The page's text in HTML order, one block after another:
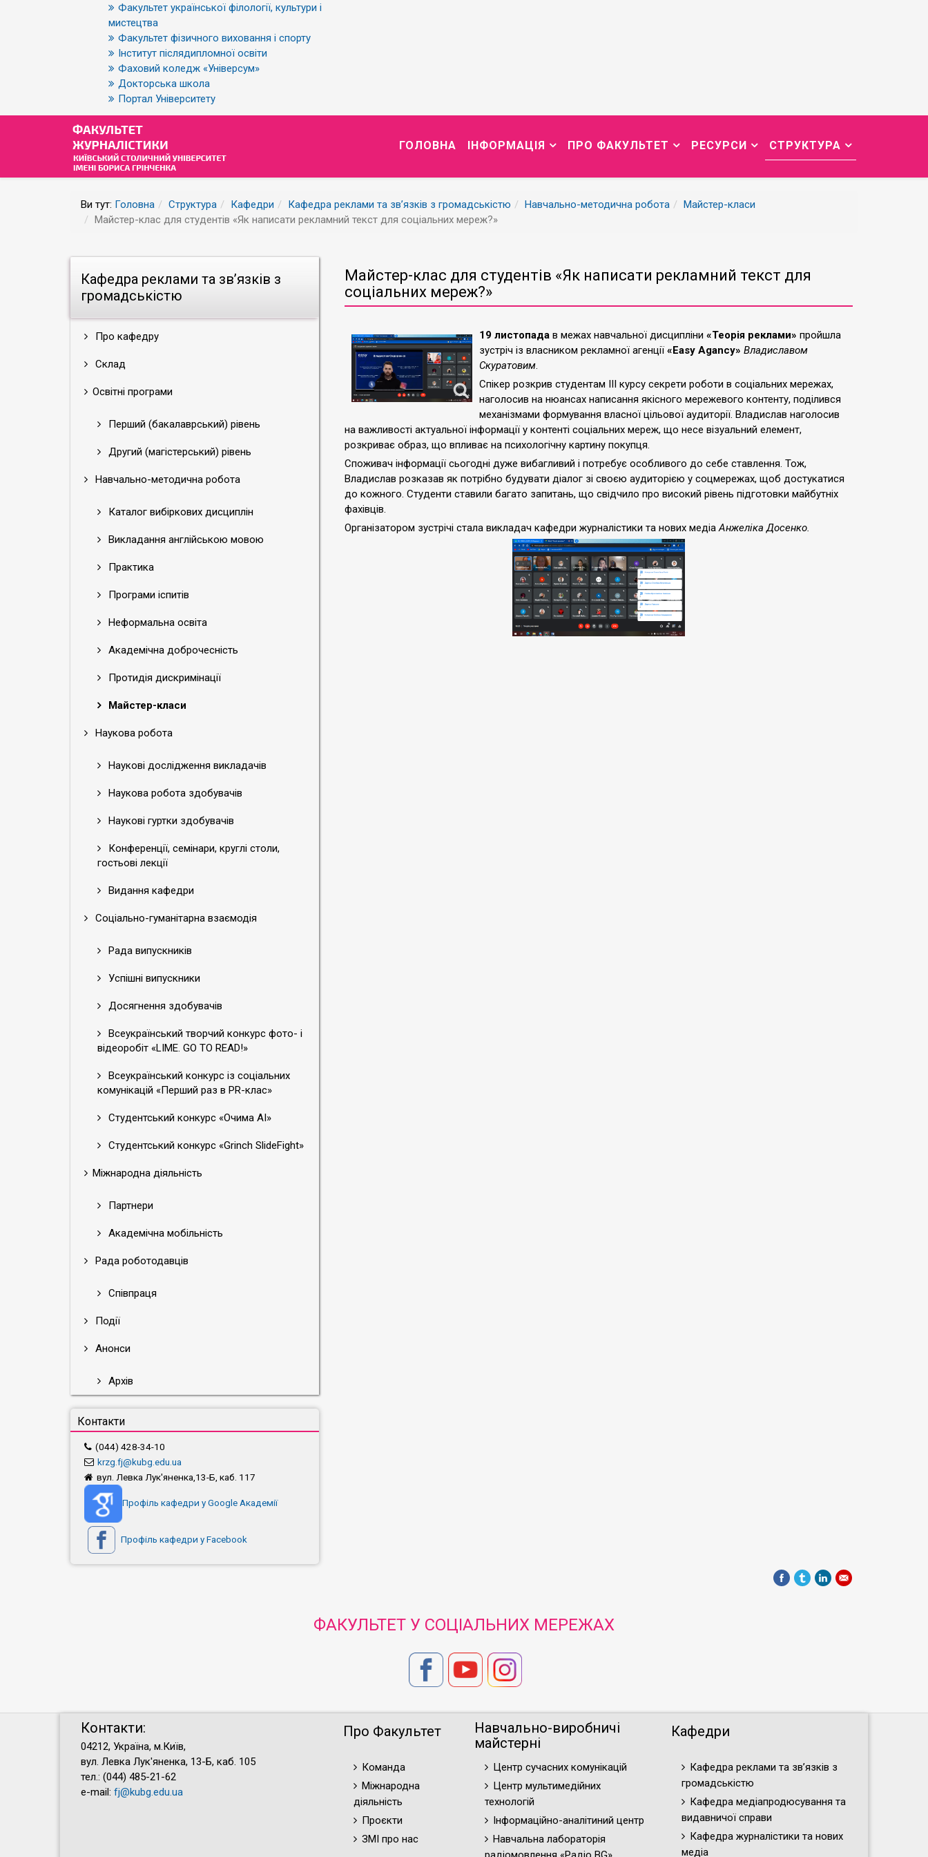
Факультет української філології, культури і
мистецтва
Факультет фізичного виховання і спорту
Інститут післядипломної освіти
Фаховий коледж «Універсум»
Докторська школа
Портал Університету
ГОЛОВНА ІНФОРМАЦІЯ ПРО ФАКУЛЬТЕТ РЕСУРСИ СТРУКТУРА
Ви тут: Головна Структура Кафедри Кафедра реклами та зв’язків з громадськістю Навчально-методична робота
Майстер-класи
Майстер-клас для студентів «Як написати рекламний текст для соціальних мереж?»
Кафедра реклами та зв’язків з
громадськістю
Про кафедру
Склад
Освітні програми
Перший (бакалаврський) рівень
Другий (магістерський) рівень
Навчально-методична робота
Каталог вибіркових дисциплін
Викладання англійською мовою
Практика
Програми іспитів
Неформальна освіта
Академічна доброчесність
Протидія дискримінації
Майстер-класи
Наукова робота
Наукові дослідження викладачів
Наукова робота здобувачів
Наукові гуртки здобувачів
Конференції, семінари, круглі столи,
гостьові лекції
Видання кафедри
Соціально-гуманітарна взаємодія
Рада випускників
Успішні випускники
Досягнення здобувачів
Всеукраїнський творчий конкурс фото- і
відеоробіт «LIME. GO TO READ!»
Всеукраїнський конкурс із соціальних
комунікацій «Перший раз в PR-клас»
Студентський конкурс «Очима АІ»
Студентський конкурс «Grinch SlideFight»
Міжнародна діяльність
Партнери
Академічна мобільність
Рада роботодавців
Співпраця
Події
Анонси
Архів
Контакти
(044) 428-34-10
krzg.fj@kubg.edu.ua
вул. Левка Лук'яненка,13-Б, каб. 117
Профіль кафедри у Google Академії
Профіль кафедри у Facebook
Майстер-клас для студентів «Як написати рекламний текст для
соціальних мереж?»
19 листопада в межах навчальної дисципліни «Теорія реклами» пройшла
зустріч із власником рекламної агенції «Easy Agancy» Владиславом
Скуратовим.
Спікер розкрив студентам III курсу секрети роботи в соціальних мережах,
наголосив на нюансах написання якісного мережевого контенту, поділився
механізмами формування власної цільової аудиторії. Владислав наголосив
на важливості актуальної інформації у контенті соціальних мереж, що несе візуальний елемент,
розкриває образ, що впливає на психологічну картину покупця.
Споживач інформації сьогодні дуже вибагливий і потребує особливого до себе ставлення. Тож,
Владислав розказав як потрібно будувати діалог зі своєю аудиторією у соцмережах, щоб достукатися
до кожного. Студенти ставили багато запитань, що свідчило про високий рівень підготовки майбутніх
фахівців.
Організатором зустрічі стала викладач кафедри журналістики та нових медіаАнжеліка Досенко.
ФАКУЛЬТЕТ У СОЦІАЛЬНИХ МЕРЕЖАХ
Контакти:
04212, Україна, м.Київ,
вул. Левка Лук'яненка, 13-Б, каб. 105
тел.: (044) 485-21-62
e-mail: fj@kubg.edu.ua
Про Факультет
Команда
Міжнародна
діяльність
Проєкти
ЗМІ про нас
Навчально-виробничі
майстерні
Центр сучасних комунікацій
Центр мультимедійних
технологій
Інформаційно-аналітиний центр
Навчальна лабораторія
Кафедри
Кафедра реклами та зв’язків з
громадськістю
Кафедра медіапродюсування та
видавничої справи
Кафедра журналістики та нових
медіа